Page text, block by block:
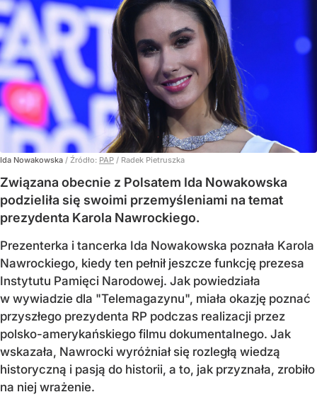
Ida Nowakowska / Źródło: PAP / Radek Pietruszka
Związana obecnie z Polsatem Ida Nowakowska
podzieliła się swoimi przemyśleniami na temat
prezydenta Karola Nawrockiego.
Prezenterka i tancerka Ida Nowakowska poznała Karola
Nawrockiego, kiedy ten pełnił jeszcze funkcję prezesa
Instytutu Pamięci Narodowej. Jak powiedziała
w wywiadzie dla "Telemagazynu", miała okazję poznać
przyszłego prezydenta RP podczas realizacji przez
polsko-amerykańskiego filmu dokumentalnego. Jak
wskazała, Nawrocki wyróżniał się rozległą wiedzą
historyczną i pasją do historii, a to, jak przyznała, zrobiło
na niej wrażenie.